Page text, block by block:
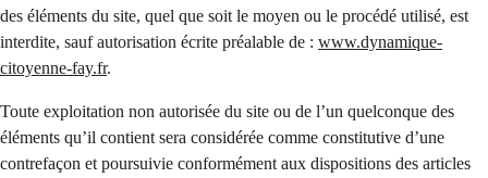
des éléments du site, quel que soit le moyen ou le procédé utilisé, est
interdite, sauf autorisation écrite préalable de : www.dynamique-
citoyenne-fay.fr.
Toute exploitation non autorisée du site ou de l’un quelconque des
éléments qu’il contient sera considérée comme constitutive d’une
contrefaçon et poursuivie conformément aux dispositions des articles